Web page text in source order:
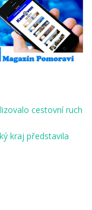
cestovní ruch
kraj představila